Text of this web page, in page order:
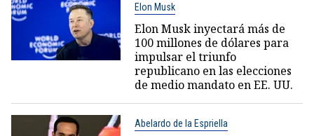
Elon Musk
Elon Musk inyectará más de
100 millones de dólares para
impulsar el triunfo
republicano en las elecciones
de medio mandato en EE. UU.
Abelardo de la Espriella